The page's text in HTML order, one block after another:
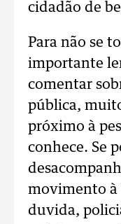
cidadão de
Para não se
importante
comentar
pública,
próximo à
conhece. Se
movimento à
duvida,